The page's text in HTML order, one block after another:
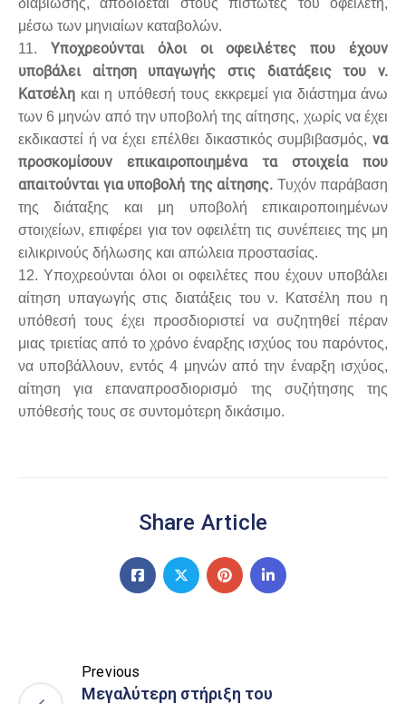
μέσω των μηνιαίων καταβολών.
11. Υποχρεούνται όλοι οι οφειλέτες που έχουν
υποβάλει αίτηση υπαγωγής στις διατάξεις του ν.
Κατσέλη και η υπόθεσή τους εκκρεμεί για διάστημα άνω
των 6 μηνών από την υποβολή της αίτησης, χωρίς να έχει
εκδικαστεί ή να έχει επέλθει δικαστικός συμβιβασμός, να
προσκομίσουν επικαιροποιημένα τα στοιχεία που
απαιτούνται για υποβολή της αίτησης. Τυχόν παράβαση
της διάταξης και μη υποβολή επικαιροποιημένων
στοιχείων, επιφέρει για τον οφειλέτη τις συνέπειες της μη
ειλικρινούς δήλωσης και απώλεια προστασίας.
12. Υποχρεούνται όλοι οι οφειλέτες που έχουν υποβάλει
αίτηση υπαγωγής στις διατάξεις του ν. Κατσέλη που η
υπόθεσή τους έχει προσδιοριστεί να συζητηθεί πέραν
μιας τριετίας από το χρόνο έναρξης ισχύος του παρόντος,
να υποβάλλουν, εντός 4 μηνών από την έναρξη ισχύος,
αίτηση για επαναπροσδιορισμό της συζήτησης της
υπόθεσής τους σε συντομότερη δικάσιμο.
Share Article
Previous
Μεγαλύτερη στήριξη του